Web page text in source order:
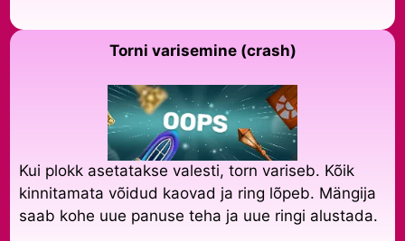
Torni varisemine (crash)
Kui plokk asetatakse valesti, torn variseb. Kõik
kinnitamata võidud kaovad ja ring lõpeb. Mängija
saab kohe uue panuse teha ja uue ringi alustada.